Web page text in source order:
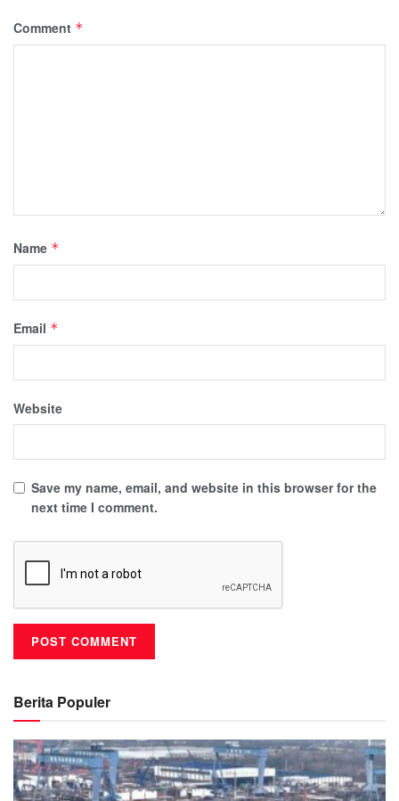
Comment *
Name *
Email *
Website
Save my name, email, and website in this browser for the
next time I comment.
Berita Populer